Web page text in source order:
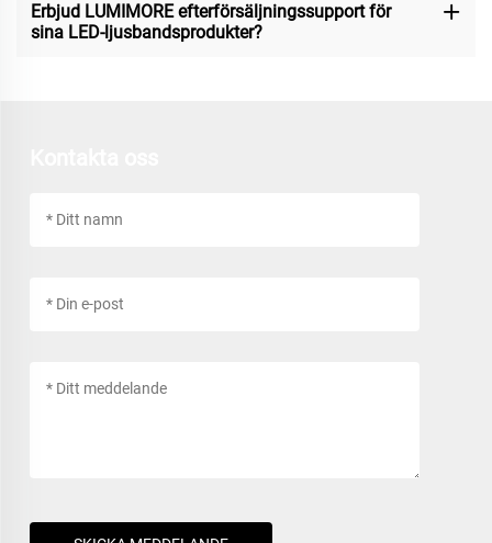
Erbjud LUMIMORE efterförsäljningssupport för
sina LED-ljusbandsprodukter?